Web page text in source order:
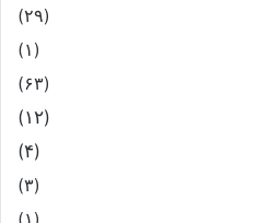
(۲۹)
(۱)
(۶۳)
(۱۲)
(۴)
(۳)